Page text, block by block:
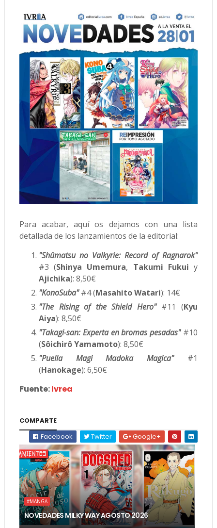
Para acabar, aquí os dejamos con una lista
detallada de los lanzamientos de la editorial:
"Shûmatsu no Valkyrie: Record of Ragnarok"
#3 (Shinya Umemura, Takumi Fukuiy
Ajichika): 8,50€
"KonoSuba"#4 (Masahito Watari): 14€
"The Rising of the Shield Hero" #11 (Kyu
Aiya): 8,50€
"Takagi-san: Experta en bromas pesadas" #10
(Sôichirô Yamamoto): 8,50€
"Puella Magi Madoka Magica"#1
(Hanokage): 6,50€
Fuente:Ivrea
COMPARTE
Facebook
Twitter Google+
#MANGA
NOVEDADES MILKY WAY AGOSTO 2026